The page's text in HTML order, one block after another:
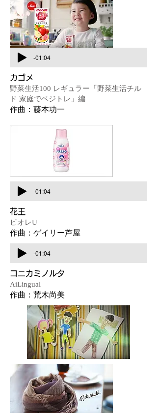
-01:04
カゴメ​
野菜生活100 レギュラー「野菜生活チル
ド 家庭でベジトレ」編
作曲：藤本功一
-01:04
花王
ビオレU
作曲：ゲイリー芦屋
-01:04
コニカミノルタ
AiLingual
作曲：荒木尚美